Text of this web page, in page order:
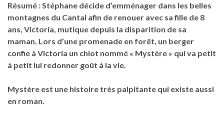
Résumé : Stéphane décide d’emménager dans les belles
montagnes du Cantal afin de renouer avec sa fille de 8
ans, Victoria, mutique depuis la disparition de sa
maman. Lors d’une promenade en forêt, un berger
confie à Victoria un chiot nommé « Mystère » qui va petit
à petit lui redonner goût à la vie.
Mystère est une histoire très palpitante qui existe aussi
en roman.